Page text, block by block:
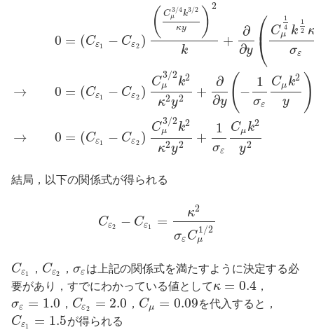
→
→
0 = (Cε1 − Cε2 )
( C3/4
μ k3/2
κy ) 2
k
+
∂
∂y
⎛
⎝
⎜ C
1
4
μ k
1
2
σε
0 = (Cε1 − Cε2 )
C
3/2
μ k2
κ2y2 +
∂
∂y ( −
1
σε
Cμ k2
y )
0 = (Cε1 − Cε2 )
C
3/2
μ k2
κ2y2 +
1
σε
Cμ k2
y2
結局，以下の関係式が得られる
Cε2 − Cε1 =
κ2
σε C
1/2
μ
Cε1 ， Cε2 ， σε は上記の関係式を満たすように決定する必
要があり，すでにわかっている値としてκ = 0.4 ，
σε = 1.0 ， Cε2 = 2.0 ， Cμ = 0.09を代入すると，
Cε1 = 1.5が得られる